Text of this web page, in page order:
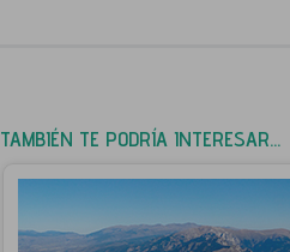
TAMBIÉN TE PODRÍA INTERESAR...